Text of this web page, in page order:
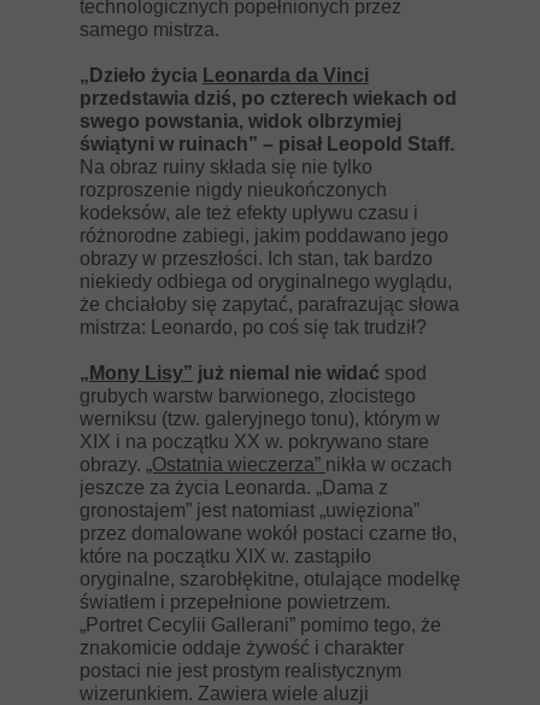
technologicznych popełnionych przez
samego mistrza.
„Dzieło życia Leonarda da Vinci
przedstawia dziś, po czterech wiekach od
swego powstania, widok olbrzymiej
świątyni w ruinach” – pisał Leopold Staff.
Na obraz ruiny składa się nie tylko
rozproszenie nigdy nieukończonych
kodeksów, ale też efekty upływu czasu i
różnorodne zabiegi, jakim poddawano jego
obrazy w przeszłości. Ich stan, tak bardzo
niekiedy odbiega od oryginalnego wyglądu,
że chciałoby się zapytać, parafrazując słowa
mistrza: Leonardo, po coś się tak trudził?
„Mony Lisy” już niemal nie widać spod
grubych warstw barwionego, złocistego
werniksu (tzw. galeryjnego tonu), którym w
XIX i na początku XX w. pokrywano stare
obrazy. „Ostatnia wieczerza” nikła w oczach
jeszcze za życia Leonarda. „Dama z
gronostajem” jest natomiast „uwięziona”
przez domalowane wokół postaci czarne tło,
które na początku XIX w. zastąpiło
oryginalne, szarobłękitne, otulające modelkę
światłem i przepełnione powietrzem.
„Portret Cecylii Gallerani” pomimo tego, że
znakomicie oddaje żywość i charakter
postaci nie jest prostym realistycznym
wizerunkiem. Zawiera wiele aluzji